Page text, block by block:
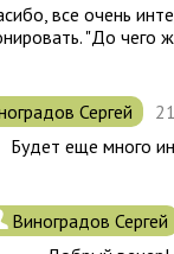
все очень
"До чего
Сергей
Будет еще много
Виноградов Сергей